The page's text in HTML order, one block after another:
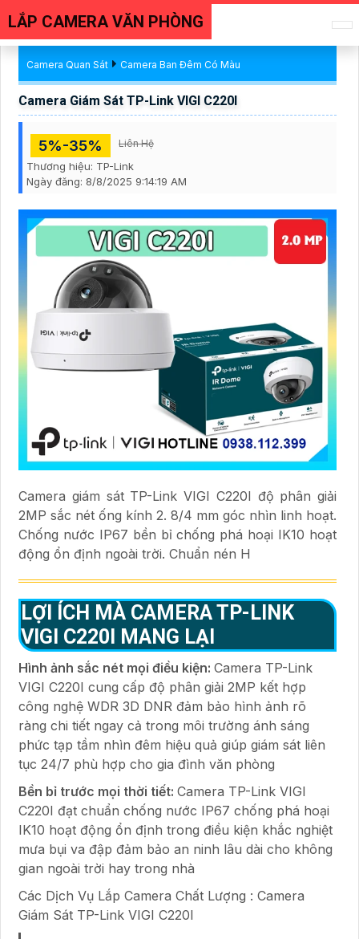
LẮP CAMERA VĂN PHÒNG
Camera Quan Sát Camera Ban Đêm Có Màu
Camera Giám Sát TP-Link VIGI C220I
5%-35% Liên Hệ
Thương hiệu: TP-Link
Ngày đăng: 8/8/2025 9:14:19 AM
Camera giám sát TP-Link VIGI C220I độ phân giải
2MP sắc nét ống kính 2. 8/4 mm góc nhìn linh hoạt.
Chống nước IP67 bền bỉ chống phá hoại IK10 hoạt
động ổn định ngoài trời. Chuẩn nén H
LỢI ÍCH MÀ CAMERA TP-LINK
VIGI C220I MANG LẠI
Hình ảnh sắc nét mọi điều kiện: Camera TP-Link
VIGI C220I cung cấp độ phân giải 2MP kết hợp
công nghệ WDR 3D DNR đảm bảo hình ảnh rõ
ràng chi tiết ngay cả trong môi trường ánh sáng
phức tạp tầm nhìn đêm hiệu quả giúp giám sát liên
tục 24/7 phù hợp cho gia đình văn phòng
Bền bỉ trước mọi thời tiết: Camera TP-Link VIGI
C220I đạt chuẩn chống nước IP67 chống phá hoại
IK10 hoạt động ổn định trong điều kiện khắc nghiệt
mưa bụi va đập đảm bảo an ninh lâu dài cho không
gian ngoài trời hay trong nhà
Các Dịch Vụ Lắp Camera Chất Lượng : Camera
Giám Sát TP-Link VIGI C220I